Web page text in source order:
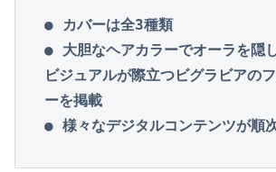
● カバーは全3種類
● 大胆なヘアカラーでオーラを隠
ビジュアルが際立つビグラビアの
ーを掲載
● 様々なデジタルコンテンツが順